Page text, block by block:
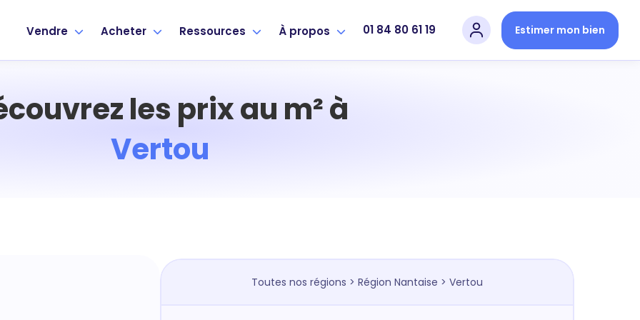
Vendre Acheter Ressources À propos 01 84 80 61 19 Estimer mon bien
les prix au m² à
Vertou
Toutes nos régions > Région Nantaise > Vertou